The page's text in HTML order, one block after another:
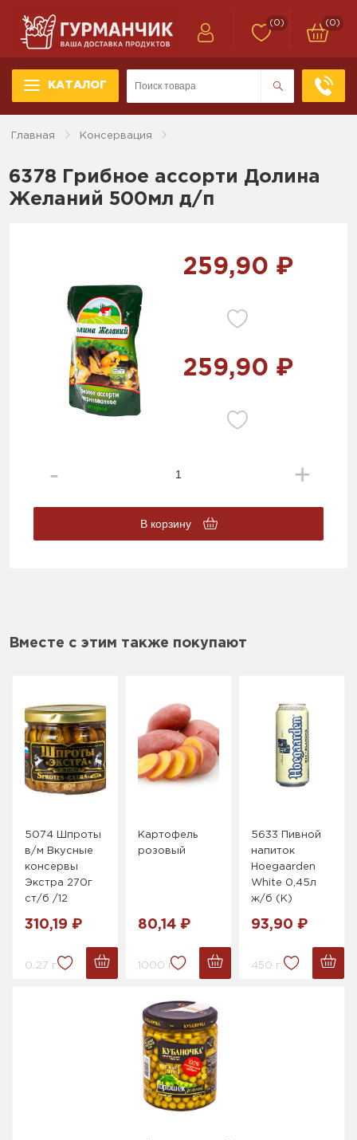
КАТАЛОГ
(0) (0)
Главная Консервация
6378 Грибное ассорти Долина
Желаний 500мл д/п
259,90 ₽
259,90 ₽
В корзину
Вместе с этим также покупают
5074 Шпроты
в/м Вкусные
консервы
Экстра 270г
ст/б /12
310,19 ₽
0.27 г.
Картофель
розовый
80,14 ₽
1000 г.
5633 Пивной
напиток
Hoegaarden
White 0,45л
ж/б (K)
93,90 ₽
450 г.